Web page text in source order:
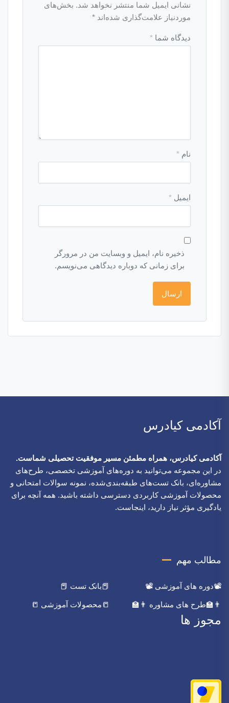
نشانی ایمیل شما منتشر نخواهد شد. بخش‌های
موردنیاز علامت‌گذاری شده‌اند *
دیدگاه شما *
نام *
ایمیل *
ذخیره نام، ایمیل و وبسایت من در مرورگر
برای زمانی که دوباره دیدگاهی می‌نویسم.
آکادمی کیادرس
آکادمی کیادرس، همراه مطمئن مسیر موفقیت تحصیلی شماست.
در این مجموعه می‌توانید به دوره‌های آموزشی تخصصی، طرح‌های
مشاوره‌ای، بانک تست‌های طبقه‌بندی‌شده، نمونه سوالات امتحانی و
محصولات آموزشی کاربردی دسترسی داشته باشید. همه آنچه برای
یادگیری مؤثر نیاز دارید، اینجاست.
مطالب مهم
📽️دوره های آموزشی 📽️ 📕بانک تست 📕
👨‍🏫طرح های مشاوره 👨‍🏫 📒محصولات آموزشی 📒
مجوز ها